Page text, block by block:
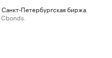
Санкт-Петербургская биржа